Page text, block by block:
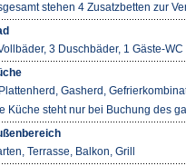
stehen 4 Zusatzbetten zur
3 Duschbäder, 1 Gäste-WC
Gasherd,
Küche steht nur bei Buchung des
Terrasse, Balkon, Grill